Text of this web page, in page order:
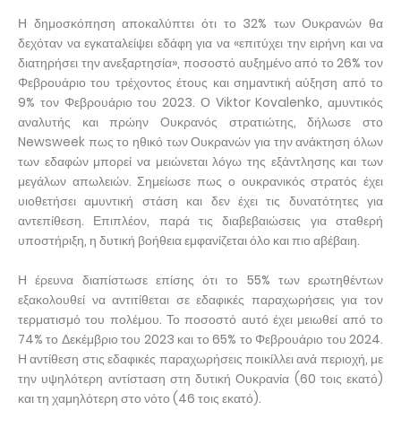
Η δημοσκόπηση αποκαλύπτει ότι το 32% των Ουκρανών θα
δεχόταν να εγκαταλείψει εδάφη για να «επιτύχει την ειρήνη και να
διατηρήσει την ανεξαρτησία», ποσοστό αυξημένο από το 26% τον
Φεβρουάριο του τρέχοντος έτους και σημαντική αύξηση από το
9% τον Φεβρουάριο του 2023. Ο Viktor Kovalenko, αμυντικός
αναλυτής και πρώην Ουκρανός στρατιώτης, δήλωσε στο
Newsweek πως το ηθικό των Ουκρανών για την ανάκτηση όλων
των εδαφών μπορεί να μειώνεται λόγω της εξάντλησης και των
μεγάλων απωλειών. Σημείωσε πως ο ουκρανικός στρατός έχει
υιοθετήσει αμυντική στάση και δεν έχει τις δυνατότητες για
αντεπίθεση. Επιπλέον, παρά τις διαβεβαιώσεις για σταθερή
υποστήριξη, η δυτική βοήθεια εμφανίζεται όλο και πιο αβέβαιη.
Η έρευνα διαπίστωσε επίσης ότι το 55% των ερωτηθέντων
εξακολουθεί να αντιτίθεται σε εδαφικές παραχωρήσεις για τον
τερματισμό του πολέμου. Το ποσοστό αυτό έχει μειωθεί από το
74% το Δεκέμβριο του 2023 και το 65% το Φεβρουάριο του 2024.
Η αντίθεση στις εδαφικές παραχωρήσεις ποικίλλει ανά περιοχή, με
την υψηλότερη αντίσταση στη δυτική Ουκρανία (60 τοις εκατό)
και τη χαμηλότερη στο νότο (46 τοις εκατό).